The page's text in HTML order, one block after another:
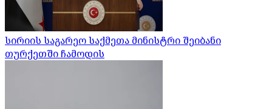
სირიის საგარეო საქმეთა მინისტრი შეიბანი
თურქეთში ჩამოდის